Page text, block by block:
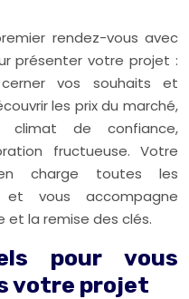
rendez-vous avec
présenter votre projet :
vos souhaits et
les prix du marché,
climat de confiance,
fructueuse. Votre
charge toutes les
et vous accompagne
et la remise des clés.
pour vous
votre projet